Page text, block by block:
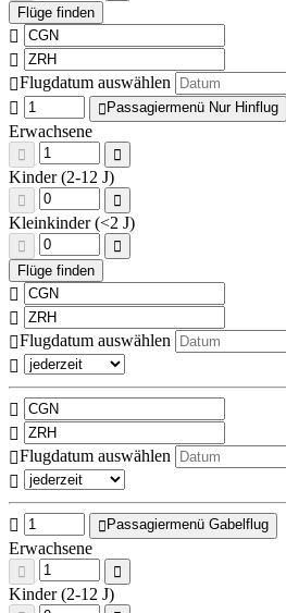
Flugdatum auswählen
Passagiermenü Nur Hinflug
Erwachsene
Kinder (2-12 J)
Kleinkinder (<2 J)
Flugdatum auswählen
Flugdatum auswählen
Passagiermenü Gabelflug
Erwachsene
Kinder (2-12 J)